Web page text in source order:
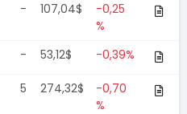
- 107,04$
-0,25
%
- 53,12$ -0,39%
5 274,32$
-0,70
%